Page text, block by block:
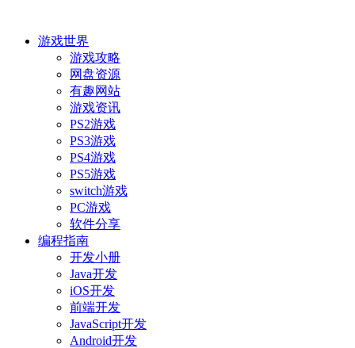
游戏世界
游戏攻略
网盘资源
有趣网站
游戏资讯
PS2游戏
PS3游戏
PS4游戏
PS5游戏
switch游戏
PC游戏
软件分享
编程指南
开发小册
Java开发
iOS开发
前端开发
JavaScript开发
Android开发